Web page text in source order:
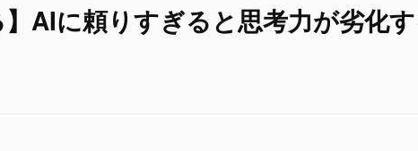
】AIに頼りすぎると思考力が劣化